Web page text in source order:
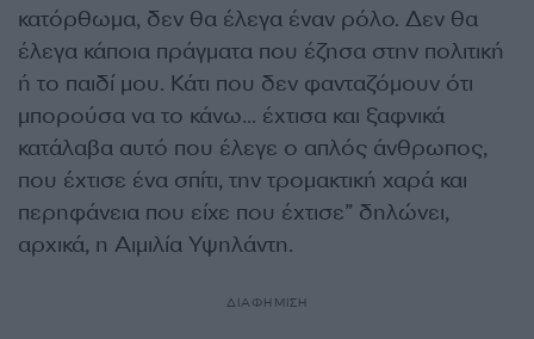
κατόρθωμα, δεν θα έλεγα έναν ρόλο. Δεν θα
έλεγα κάποια πράγματα που έζησα στην πολιτική
ή το παιδί μου. Κάτι που δεν φανταζόμουν ότι
μπορούσα να το κάνω… έχτισα και ξαφνικά
κατάλαβα αυτό που έλεγε ο απλός άνθρωπος,
που έχτισε ένα σπίτι, την τρομακτική χαρά και
περηφάνεια που είχε που έχτισε” δηλώνει,
αρχικά, η Αιμιλία Υψηλάντη.
ΔΙΑΦΗΜΙΣΗ